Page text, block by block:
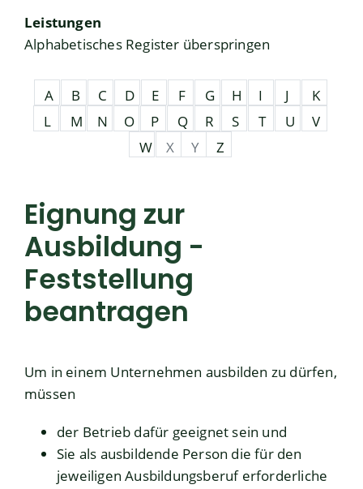
Leistungen
Alphabetisches Register überspringen
A B C D E F G H I J
K
L
M N O P Q R S T U
V
W
X Y Z
Eignung zur
Ausbildung -
Feststellung
beantragen
Um in einem Unternehmen ausbilden zu dürfen,
müssen
der Betrieb dafür geeignet sein und
Sie als ausbildende Person die für den
jeweiligen Ausbildungsberuf erforderliche